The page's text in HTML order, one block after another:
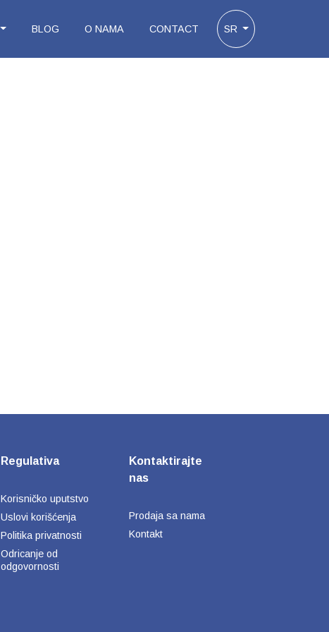
BLOG O NAMA CONTACT SR
Regulativa
Korisničko uputstvo
Uslovi korišćenja
Politika privatnosti
Odricanje od
odgovornosti
Kontaktirajte
nas
Prodaja sa nama
Kontakt